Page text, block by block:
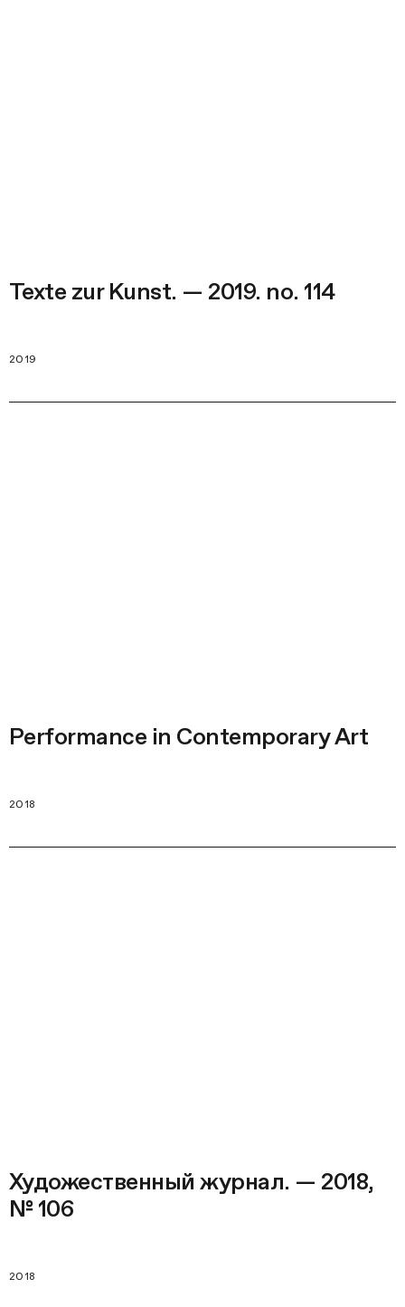
Texte zur Kunst. — 2019. no. 114
2019
Performance in Contemporary Art
2018
Художественный журнал. — 2018,
№ 106
2018